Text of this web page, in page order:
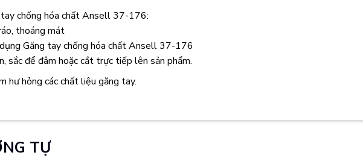
chống hóa chất Ansell 37-176:
thoáng mát
Găng tay chống hóa chất Ansell 37-176
sắc để đâm hoặc cắt trực tiếp lên sản phẩm.
hư hỏng các chất liệu găng tay.
TỰ